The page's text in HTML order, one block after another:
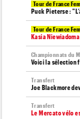
Tour de France
Puck Pieterse :
Tour de France
Kasia
Championnats du
Voici la sélection
Transfert
Joe Blackmore
Transfert
Le Mercato vélo